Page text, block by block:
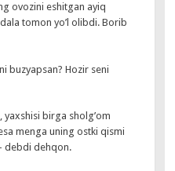
ovozini eshitgan ayiq
tomon yo’l olibdi. Borib
buzyapsan? Hozir seni
birga sholg’om
menga uning ostki qismi
debdi dehqon.